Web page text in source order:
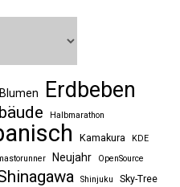
Blumen Erdbeben
Halbmarathon
Kamakura KDE
Neujahr
OpenSource
Shinjuku Sky-Tree